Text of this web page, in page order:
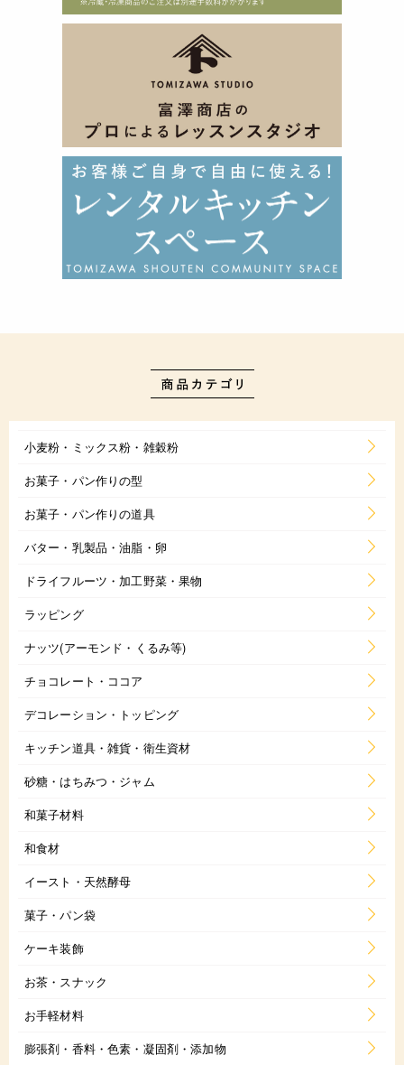
小麦粉・ミックス粉・雑穀粉
お菓子・パン作りの型
お菓子・パン作りの道具
バター・乳製品・油脂・卵
ドライフルーツ・加工野菜・果物
ラッピング
ナッツ(アーモンド・くるみ等)
チョコレート・ココア
デコレーション・トッピング
キッチン道具・雑貨・衛生資材
砂糖・はちみつ・ジャム
和菓子材料
和食材
イースト・天然酵母
菓子・パン袋
ケーキ装飾
お茶・スナック
お手軽材料
膨張剤・香料・色素・凝固剤・添加物